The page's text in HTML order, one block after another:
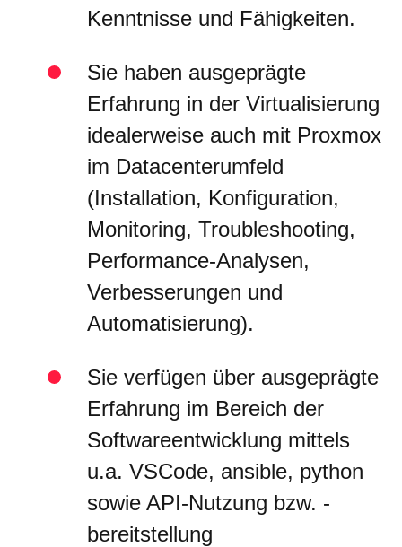
Kenntnisse und Fähigkeiten.
Sie haben ausgeprägte
Erfahrung in der Virtualisierung
idealerweise auch mit Proxmox
im Datacenterumfeld
(Installation, Konfiguration,
Monitoring, Troubleshooting,
Performance-Analysen,
Verbesserungen und
Automatisierung).
Sie verfügen über ausgeprägte
Erfahrung im Bereich der
Softwareentwicklung mittels
u.a. VSCode, ansible, python
sowie API-Nutzung bzw. -
bereitstellung